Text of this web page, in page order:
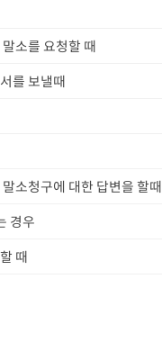
소를 요청할 때
를 보낼때
소청구에 대한 답변을 할때
경우
때